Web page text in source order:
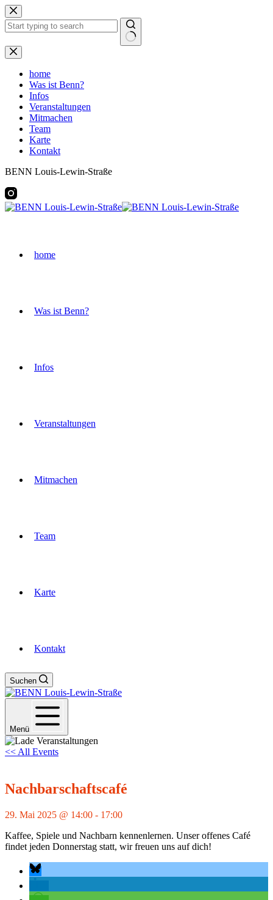
Zum
Inhalt
springen
Keine
Ergebnisse
home
Was ist Benn?
Infos
Veranstaltungen
Mitmachen
Team
Karte
Kontakt
BENN Louis-Lewin-Straße
home
Was ist Benn?
Infos
Veranstaltungen
Mitmachen
Team
Karte
Kontakt
Suchen
Menü
<< All Events
Nachbarschaftscafé
29. Mai 2025 @ 14:00 - 17:00
Kaffee, Spiele und Nachbarn kennenlernen. Unser offenes Café
findet jeden Donnerstag statt, wir freuen uns auf dich!